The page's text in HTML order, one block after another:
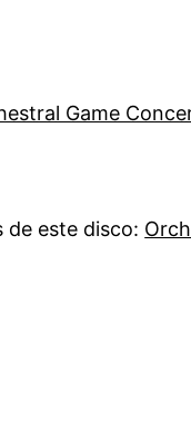
Game
de este disco: